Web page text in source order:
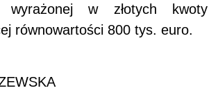
wyrażonej w złotych kwoty
równowartości 800 tys. euro.